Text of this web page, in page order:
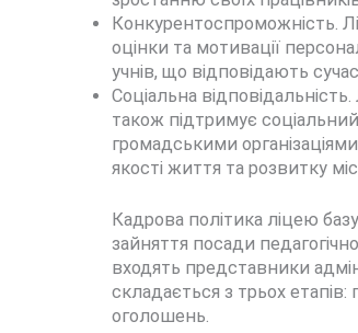
Конкурентоспроможність.
оцінки та мотивації
учнів, що відповідають
Соціальна
також підтримує
громадськими
якості життя та розвитку
Кадрова політика ліцею
зайняття посади
входять представники
складається з трьох
оголошень.